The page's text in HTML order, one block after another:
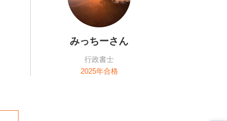
みっちーさん
行政書士
2025年合格